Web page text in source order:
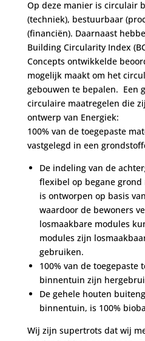
Op deze manier is circulair
(techniek), bestuurbaar
(financiën). Daarnaast
Building Circularity Index
Concepts ontwikkelde
mogelijk maakt om het
gebouwen te bepalen. Een
circulaire maatregelen die
ontwerp van Energiek:
100% van de toegepaste
vastgelegd in een
De indeling van de
flexibel op begane grond
is ontworpen op basis
waardoor de bewoners
losmaakbare modules
modules zijn
gebruiken.
100% van de toegepaste
binnentuin zijn
De gehele houten
binnentuin, is 100%
Wij zijn supertrots dat wij